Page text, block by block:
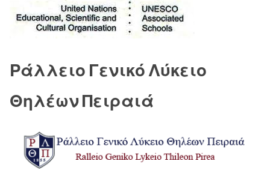
Ράλλειο Γενικό Λύκειο
Θηλέων Πειραιά